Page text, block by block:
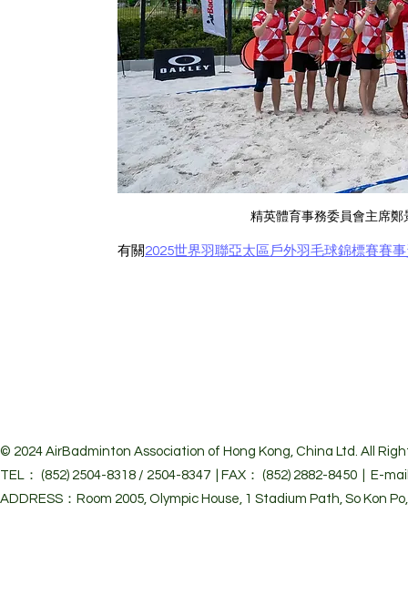
精英體育事務委員會主席
有關 2025世界羽聯亞太區戶外羽毛球錦標賽賽
© 2024 AirBadminton Association of Hong Kong, China Ltd. All
TEL： (852) 2504-8318 / 2504-8347 | FAX： (852) 2882-8450 | E-
ADDRESS：Room 2005, Olympic House, 1 Stadium Path, So Kon